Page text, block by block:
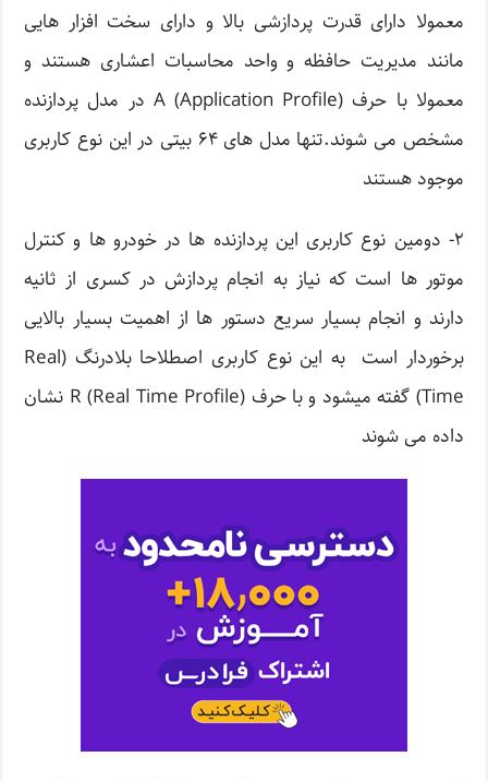
معمولا دارای قدرت پردازشی بالا و دارای سخت افزار هایی
مانند مدیریت حافظه و واحد محاسبات اعشاری هستند و
معمولا با حرف (A (Application Profile در مدل پردازنده
مشخص می شوند.تنها مدل های ۶۴ بیتی در این نوع کاربری
موجود هستند
۲- دومین نوع کاربری این پردازنده ها در خودرو ها و کنترل
موتور ها است که نیاز به انجام پردازش در کسری از ثانیه
دارند و انجام بسیار سریع دستور ها از اهمیت بسیار بالایی
برخوردار است به این نوع کاربری اصطلاحا بلادرنگ (Real
Time) گفته میشود و با حرف (R (Real Time Profile نشان
داده می شوند